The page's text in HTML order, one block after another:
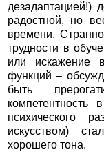
дезадаптацией!)
радостной, но
времени.
трудности в
или искажение
функций –
быть
компетентность
психического
искусством)
хорошего тона.